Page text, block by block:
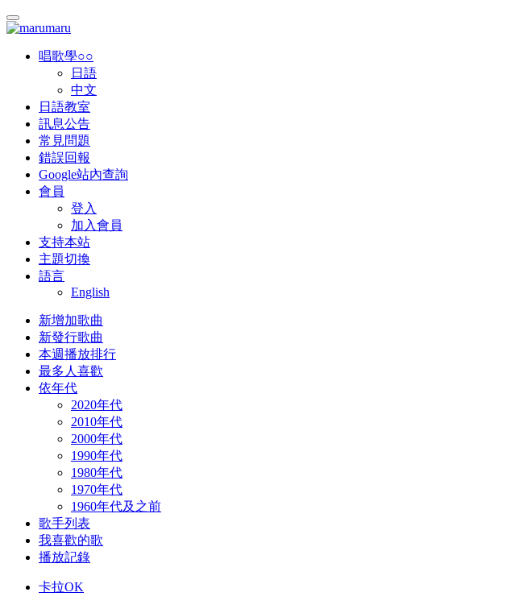
唱歌學○○
日語
中文
日語教室
訊息公告
常見問題
錯誤回報
Google站內查詢
會員
登入
加入會員
支持本站
主題切換
語言
English
新增加歌曲
新發行歌曲
本週播放排行
最多人喜歡
依年代
2020年代
2010年代
2000年代
1990年代
1980年代
1970年代
1960年代及之前
歌手列表
我喜歡的歌
播放記錄
卡拉OK